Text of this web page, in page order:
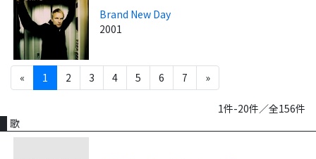
Brand New Day
2001
« 1 2 3 4 5 6 7 »
1件-20件／全156件
歌